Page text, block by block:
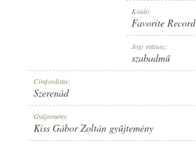
1-23034
Kiadó:
Favorite Record
Jogi státusz:
szabadmű
Címfordítás:
Szerenád
Gyűjtemény:
Kiss Gábor Zoltán gyűjtemény